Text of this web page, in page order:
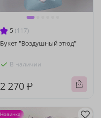
5 (117)
Букет "Воздушный этюд"
В наличии
2 270 ₽
Новинка